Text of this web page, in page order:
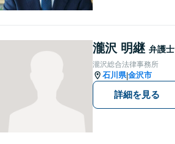
瀧沢 明継 弁護士
瀧沢総合法律事務所
石川県|金沢市
詳細を見る